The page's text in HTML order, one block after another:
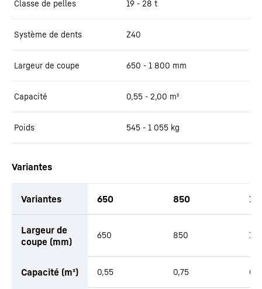
Classe de pelles 19 - 28 t
Système de dents Z40
Largeur de coupe 650 - 1 800 mm
Capacité 0,55 - 2,00 m³
Poids 545 - 1 055 kg
Variantes
Variantes 650 850
Largeur de
coupe (mm)
650 850 1
Capacité (m³) 0,55 0,75